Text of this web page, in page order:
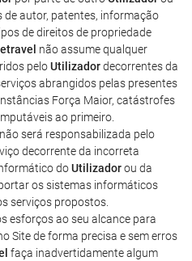
de autor, patentes, informação
de direitos de propriedade
não assume qualquer
peloUtilizadordecorrentes da
abrangidos pelas presentes
Força Maior, catástrofes
ao primeiro.
não será responsabilizada pelo
decorrente da incorreta
doUtilizadorou da
os sistemas informáticos
serviços propostos.
esforços ao seu alcance para
Site de forma precisa e sem erros
faça inadvertidamente algum